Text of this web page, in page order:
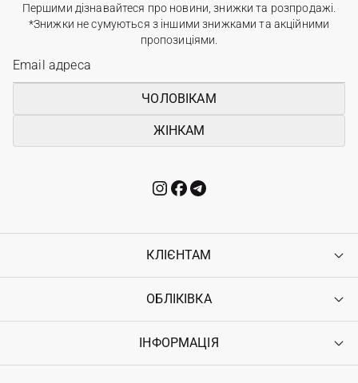
Першими дізнавайтеся про новини, знижки та розпродажі.
*Знижки не сумуються з іншими знижками та акційними
пропозиціями.
ЧОЛОВІКАМ
ЖІНКАМ
КЛІЄНТАМ
Контакти
Повернення
Гарантія
ОБЛІКІВКА
Увійти
ІНФОРМАЦІЯ